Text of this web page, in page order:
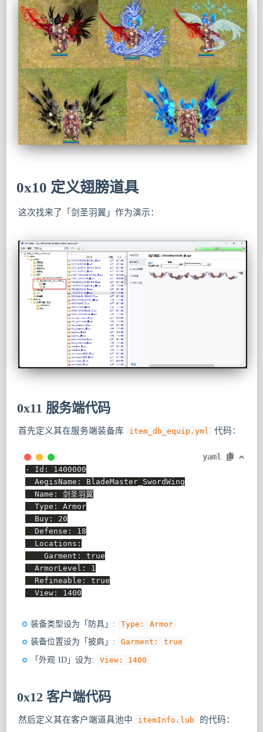
0x10 定义翅膀道具
这次找来了「剑圣羽翼」作为演示：
0x11 服务端代码
首先定义其在服务端装备库 item_db_equip.yml 代码：
yaml
- Id :
1400000
AegisName :
BladeMaster_SwordWing
Name :
剑圣羽翼
Type :
Armor
Buy:
20
Defense :
18
Locations :
Garment :
true
ArmorLevel :
1
Refineable :
true
View: 1400
装备类型设为「防具」: Type: Armor
装备位置设为「披肩」: Garment: true
「外观 ID」设为: View: 1400
0x12 客户端代码
然后定义其在客户端道具池中 itemInfo.lub 的代码：